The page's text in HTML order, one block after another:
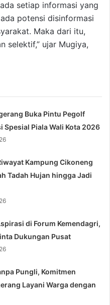
setiap informasi yang
potensi disinformasi
Maka dari itu,
selektif,” ujar Mugiya,
Buka Pintu Pegolf
Spesial Piala Wali Kota 2026
Kampung Cikoneng
Tadah Hujan hingga Jadi
di Forum Kemendagri,
Dukungan Pusat
Pungli, Komitmen
Layani Warga dengan